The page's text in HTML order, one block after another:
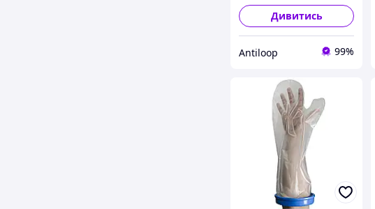
Дивитись
Antiloop 99%